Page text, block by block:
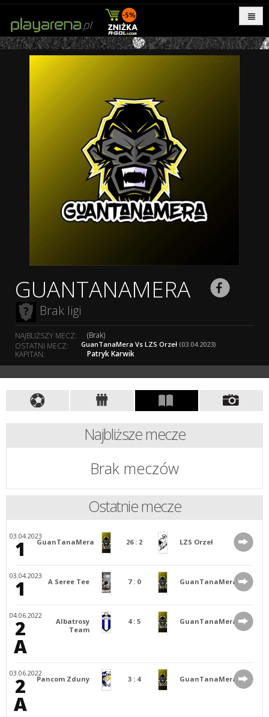
GUANTANAMERA
Brak ligi
NAJBLIŻSZY MECZ:
(Brak)
OSTATNI MECZ:
GuanTanaMera Vs LZS Orzeł (03.04.2023)
KAPITAN: Patryk Karwik
Najbliższe mecze
Brak meczów
Ostatnie mecze
03.04.2023
1 GuanTanaMera 26 : 2 LZS Orzeł
03.04.2023
1 A Seree Tee 7 : 0 GuanTanaMera
04.06.2022
2
A
Albatrosy
Team
4 : 5 GuanTanaMera
03.06.2022
2
A
Pancom Zduny 3 : 4 GuanTanaMera